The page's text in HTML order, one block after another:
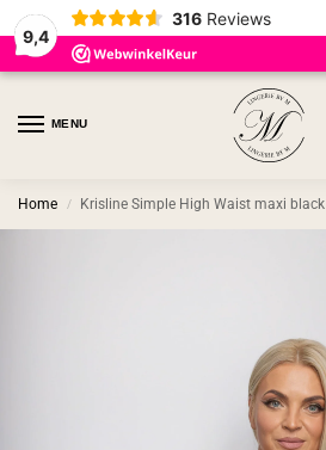
9,4
316 Reviews
MENU
Home / Krisline Simple High Waist maxi black